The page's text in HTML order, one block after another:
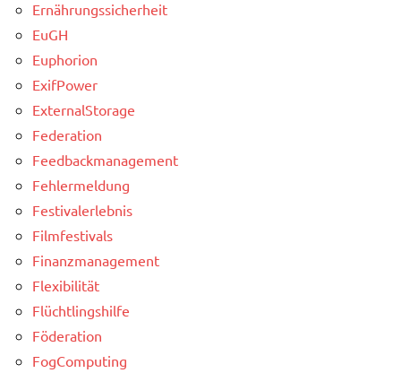
Ernährungssicherheit
EuGH
Euphorion
ExifPower
ExternalStorage
Federation
Feedbackmanagement
Fehlermeldung
Festivalerlebnis
Filmfestivals
Finanzmanagement
Flexibilität
Flüchtlingshilfe
Föderation
FogComputing